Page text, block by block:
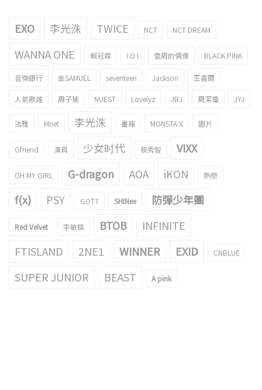
EXO 李光洙 TWICE NCT NCT DREAM
WANNA ONE 賴冠霖 I.O.I 壹周的偶像 BLACK PINK
音樂銀行 金SAMUEL seventeen Jackson 王嘉爾
人氣歌謠 周子瑜 NUEST Lovelyz JBJ 周潔瓊 JYJ
泫雅 Mnet 李光洙 畫報 MONSTA X 圖片
Gfriend 演員 少女时代 裴秀智 VIXX
OH MY GIRL G-dragon AOA iKON 熱戀
f(x) PSY GOT7 SHINee 防彈少年團
Red Velvet 李敏鎬 BTOB
INFINITE
FTISLAND
2NE1 WINNER EXID CNBLUE
SUPER JUNIOR BEAST A pink